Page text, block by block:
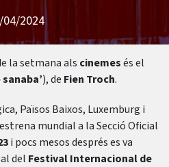
04/2024
la setmana als cinemesés el
), de Fien Troch.
Països Baixos, Luxemburg i
mundial a la Secció Oficial
i pocs mesos després es va
del Festival Internacional de